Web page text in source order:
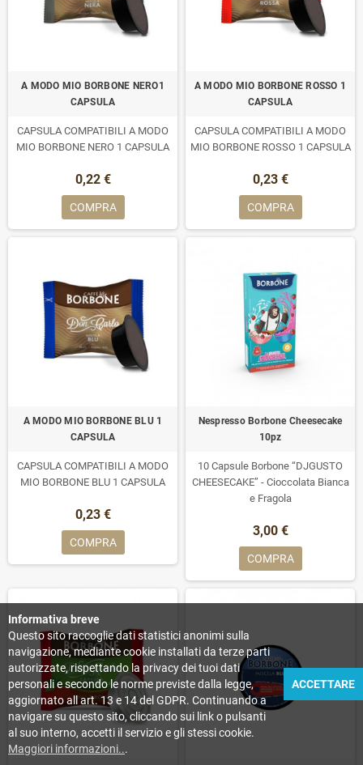
A MODO MIO BORBONE NERO1
CAPSULA
CAPSULA COMPATIBILI A MODO
MIO BORBONE NERO 1 CAPSULA
0,22 €
COMPRA
A MODO MIO BORBONE ROSSO 1
CAPSULA
CAPSULA COMPATIBILI A MODO
MIO BORBONE ROSSO 1 CAPSULA
0,23 €
COMPRA
A MODO MIO BORBONE BLU 1
CAPSULA
CAPSULA COMPATIBILI A MODO
MIO BORBONE BLU 1 CAPSULA
0,23 €
COMPRA
Nespresso Borbone Cheesecake
10pz
10 Capsule Borbone “DJGUSTO
CHEESECAKE” - Cioccolata Bianca
e Fragola
3,00 €
COMPRA
Informativa breve
Questo sito raccoglie dati statistici anonimi sulla
navigazione, mediante cookie installati da terze parti
autorizzate, rispettando la privacy dei tuoi dati
personali e secondo le norme previste dalla legge,
aggiornato all art. 13 e 14 del GDPR. Continuando a
navigare su questo sito, cliccando sui link o pulsanti
al suo interno, accetti il servizio e gli stessi cookie.
Maggiori informazioni...
ACCETTARE